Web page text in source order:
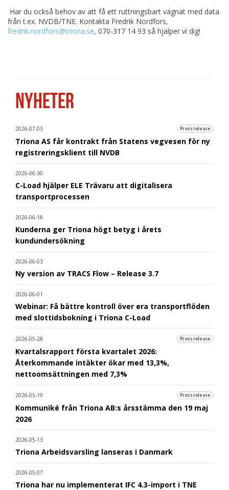
Har du också behov av att få ett ruttningsbart vägnät med data
från t.ex. NVDB/TNE. Kontakta Fredrik Nordfors,
fredrik.nordfors@triona.se, 070-317 14 93 så hjälper vi dig!
NYHETER
2026-07-03 Pressrelease
Triona AS får kontrakt från Statens vegvesen för ny
registreringsklient till NVDB
2026-06-30
C-Load hjälper ELE Trävaru att digitalisera
transportprocessen
2026-06-18
Kunderna ger Triona högt betyg i årets
kundundersökning
2026-06-03
Ny version av TRACS Flow – Release 3.7
2026-06-01
Webinar: Få bättre kontroll över era transportflöden
med slottidsbokning i Triona C-Load
2026-05-28 Pressrelease
Kvartalsrapport första kvartalet 2026:
Återkommande intäkter ökar med 13,3%,
nettoomsättningen med 7,3%
2026-05-19 Pressrelease
Kommuniké från Triona AB:s årsstämma den 19 maj
2026
2026-05-13
Triona Arbeidsvarsling lanseras i Danmark
2026-05-07
Triona har nu implementerat IFC 4.3-import i TNE